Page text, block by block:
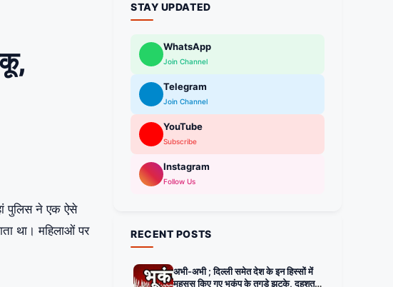
पुलिस ने एक ऐसे
था। महिलाओं पर
STAY UPDATED
WhatsApp
Join Channel
Telegram
Join Channel
YouTube
Subscribe
Instagram
Follow Us
RECENT POSTS
अभी-अभी ; दिल्ली समेत देश के इन हिस्सों में
महसूस किए गए भूकंप के तगड़े झटके, दहशत में